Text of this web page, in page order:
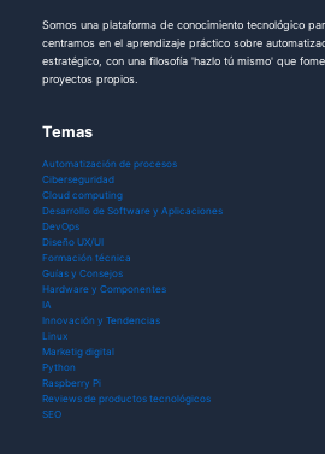
Somos una plataforma de conocimiento tecnológico
centramos en el aprendizaje práctico sobre
estratégico, con una filosofía 'hazlo tú mismo' que
proyectos propios.
Temas
Automatización de procesos
Ciberseguridad
Cloud computing
Desarrollo de Software y Aplicaciones
DevOps
Diseño UX/UI
Formación técnica
Guías y Consejos
Hardware y Componentes
IA
Innovación y Tendencias
Linux
Marketig digital
Python
Raspberry Pi
Reviews de productos tecnológicos
SEO